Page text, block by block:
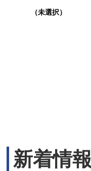
（未選択）
新着情報